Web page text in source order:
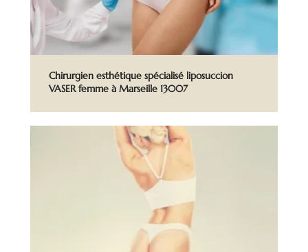
Chirurgien esthétique spécialisé liposuccion
VASER femme à Marseille 13007